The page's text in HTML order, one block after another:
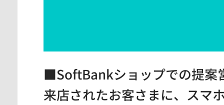
■SoftBankショップでの提案
来店されたお客さまに、スマ